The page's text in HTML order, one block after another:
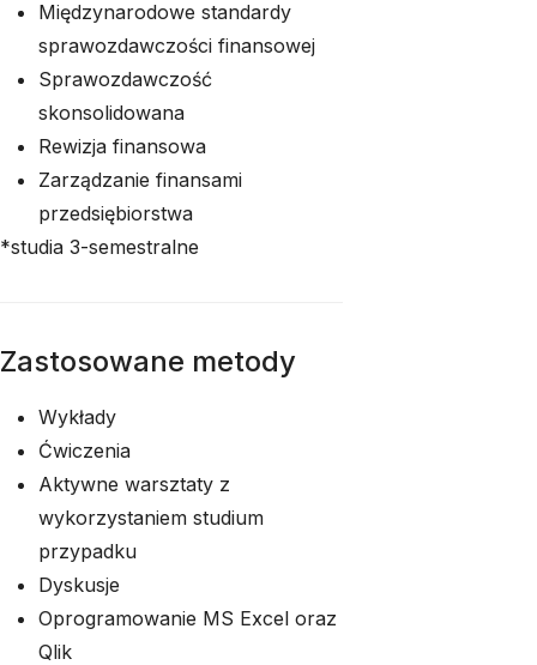
Międzynarodowe standardy
sprawozdawczości finansowej
Sprawozdawczość
skonsolidowana
Rewizja finansowa
Zarządzanie finansami
przedsiębiorstwa
*studia 3-semestralne
Zastosowane metody
Wykłady
Ćwiczenia
Aktywne warsztaty z
wykorzystaniem studium
przypadku
Dyskusje
Oprogramowanie MS Excel oraz
Qlik